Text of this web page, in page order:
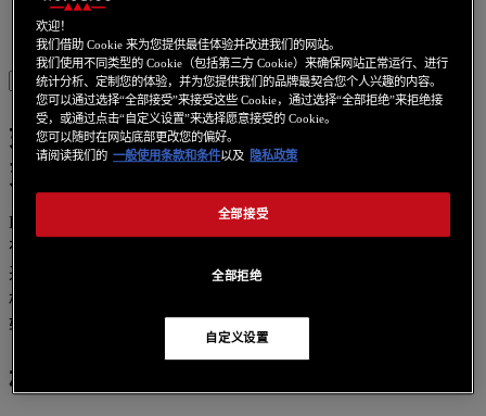
其他
網路攝像頭 音效卡 无线上网 电力线通信
Sign in
如果我播放 U 盘上的音乐曲目，音质会
变得非常糟糕。
KB 1007 - ZH - 2023-02-19
在 Windows 计算机上，不宜通过直接播放 U 盘中的音乐曲目
来满足 DJ 打碟的需要。 必须先将 U 盘中的音轨复制到计算
机的硬盘，然后拔下 U 盘。 之后，即可将存储在硬盘上的音
轨加载到 DJ 软件中进行播放，而不会遇到任何音质问题。
相关产品 :
欢迎！
我们借助 Cookie 来为您提供最佳体验并改进我们的网站。
我们使用不同类型的 Cookie（包括第三方 Cookie）来确保网站正常运行、进行
统计分析、定制您的体验，并为您提供我们的品牌最契合您个人兴趣的内容。
您可以通过选择“全部接受”来接受这些 Cookie，通过选择“全部拒绝”来拒绝接
受，或通过点击“自定义设置”来选择愿意接受的 Cookie。
您可以随时在网站底部更改您的偏好。
请阅读我们的 一般使用条款和条件以及 隐私政策
全部拒绝
全部接受
自定义设置